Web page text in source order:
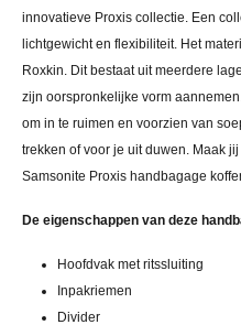
innovatieve Proxis collectie. Een
lichtgewicht en flexibiliteit. Het
Roxkin. Dit bestaat uit meerdere
zijn oorspronkelijke vorm
om in te ruimen en voorzien van
trekken of voor je uit duwen. Maak
Samsonite Proxis handbagage
De eigenschappen van deze
Hoofdvak met ritssluiting
Inpakriemen
Divider